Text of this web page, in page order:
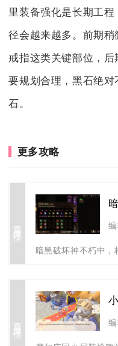
里装备强化是长期工
径会越来越多。前期
戒指这类关键部位，
要规划合理，黑石绝
石。
更多攻略
查看详情
查看详情